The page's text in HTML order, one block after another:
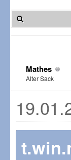
Mathes
Alter Sack